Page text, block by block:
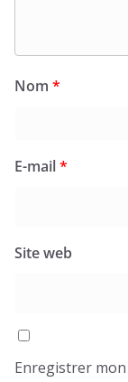
Nom *
E-mail*
Site web
Enregistrer